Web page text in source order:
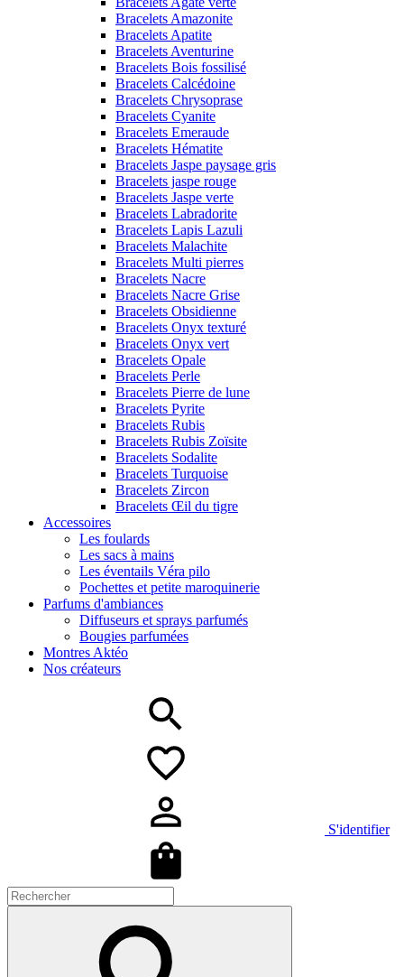
Bracelets Amazonite
Bracelets Apatite
Bracelets Aventurine
Bracelets Bois fossilisé
Bracelets Calcédoine
Bracelets Chrysoprase
Bracelets Cyanite
Bracelets Emeraude
Bracelets Hématite
Bracelets Jaspe paysage gris
Bracelets jaspe rouge
Bracelets Jaspe verte
Bracelets Labradorite
Bracelets Lapis Lazuli
Bracelets Malachite
Bracelets Multi pierres
Bracelets Nacre
Bracelets Nacre Grise
Bracelets Obsidienne
Bracelets Onyx texturé
Bracelets Onyx vert
Bracelets Opale
Bracelets Perle
Bracelets Pierre de lune
Bracelets Pyrite
Bracelets Rubis
Bracelets Rubis Zoïsite
Bracelets Sodalite
Bracelets Turquoise
Bracelets Zircon
Bracelets Œil du tigre
Accessoires
Les foulards
Les sacs à mains
Les éventails Véra pilo
Pochettes et petite maroquinerie
Parfums d'ambiances
Diffuseurs et sprays parfumés
Bougies parfumées
Montres Aktéo
Nos créateurs
S'identifier